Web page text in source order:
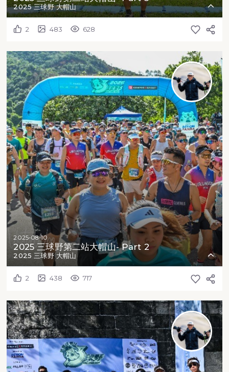
2025 三球野 大帽山
2 483 628
2025-08-10
2025 三球野第二站大帽山- Part 2
2025 三球野 大帽山
2 438 717